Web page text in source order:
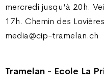
mercredi jusqu’à 20h.
17h. Chemin des
media@cip-tramelan.ch
Tramelan - Ecole La